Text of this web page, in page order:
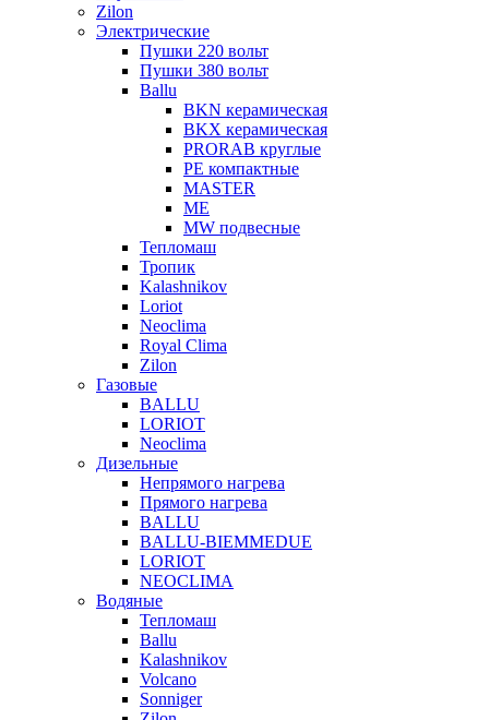
Zilon
Электрические
Пушки 220 вольт
Пушки 380 вольт
Ballu
BKN керамическая
BKX керамическая
PRORAB круглые
PE компактные
MASTER
МЕ
MW подвесные
Тепломаш
Тропик
Kalashnikov
Loriot
Neoclima
Royal Clima
Zilon
Газовые
BALLU
LORIOT
Neoclima
Дизельные
Непрямого нагрева
Прямого нагрева
BALLU
BALLU-BIEMMEDUE
LORIOT
NEOCLIMA
Водяные
Тепломаш
Ballu
Kalashnikov
Volcano
Sonniger